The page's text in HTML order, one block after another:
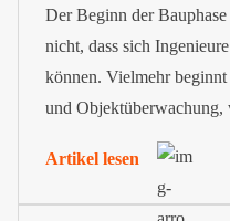
Der Beginn der
nicht, dass sich
können. Vielmehr
und Objektüberwachung,
im Rahmen der
Ingenieure (HOAI)
Artikel lesen